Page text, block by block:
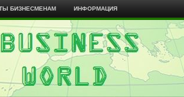
БИЗНЕСМЕНАМ ИНФОРМАЦИЯ